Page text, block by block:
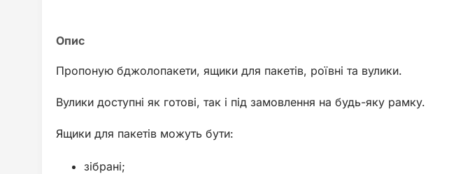
Пропоную бджолопакети, ящики для пакетів, роївні та вулики.
Вулики доступні як готові, так і під замовлення на будь-яку рамку.
Ящики для пакетів можуть бути:
зібрані;